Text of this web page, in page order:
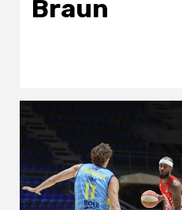
Braun